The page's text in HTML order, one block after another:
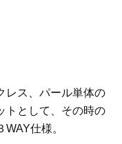
レス、パール単体の
トとして、その時の
仕様。